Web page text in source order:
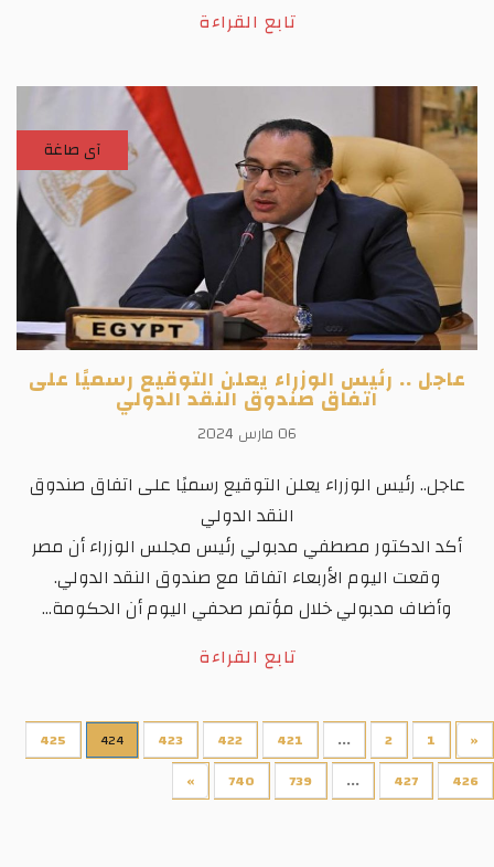
تابع القراءة
آى صاغة
عاجل .. رئيس الوزراء يعلن التوقيع رسميًا على
اتفاق صندوق النقد الدولي
06 مارس 2024
عاجل.. رئيس الوزراء يعلن التوقيع رسميًا على اتفاق صندوق
النقد الدولي
أكد الدكتور مصطفي مدبولي رئيس مجلس الوزراء أن مصر
وقعت اليوم الأربعاء اتفاقا مع صندوق النقد الدولي.
وأضاف مدبولي خلال مؤتمر صحفي اليوم أن الحكومة...
تابع القراءة
«
1
2
...
421
422
423
424
425
426
427
...
739
740
»